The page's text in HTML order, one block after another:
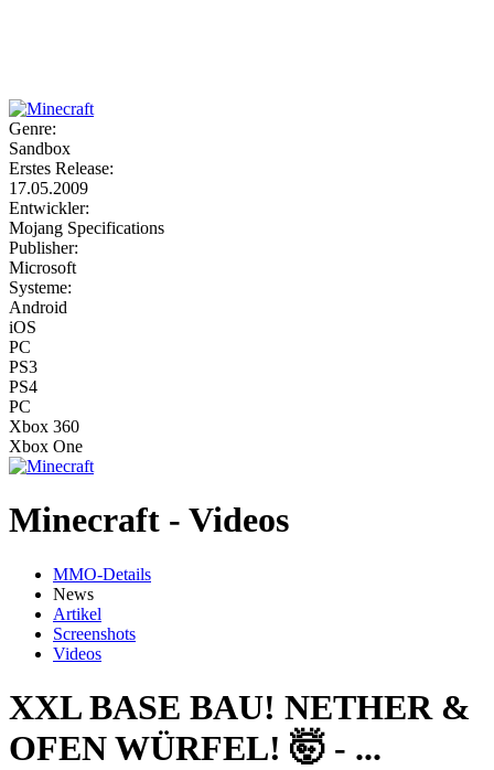
Genre:
Sandbox
Erstes Release:
17.05.2009
Entwickler:
Mojang Specifications
Publisher:
Microsoft
Systeme:
Android
iOS
PC
PS3
PS4
PC
Xbox 360
Xbox One
Minecraft - Videos
MMO-Details
News
Artikel
Screenshots
Videos
XXL BASE BAU! NETHER &
OFEN WÜRFEL! 🤯 - ...